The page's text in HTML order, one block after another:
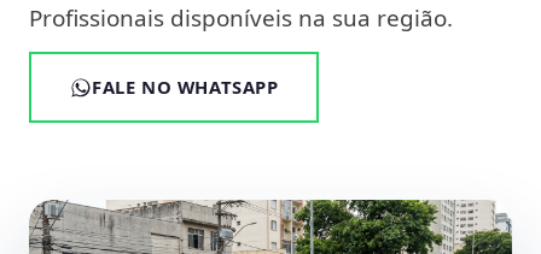
Profissionais disponíveis na sua região.
FALE NO WHATSAPP